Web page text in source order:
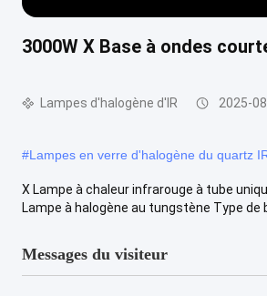
3000W X Base à ondes
Lampes d'halogène d'IR 2025-
#Lampes en verre d'halogène du quartz
X Lampe à chaleur infrarouge à tube
Lampe à halogène au tungstène Type de
Messages du visiteur